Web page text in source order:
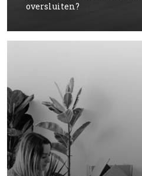
oversluiten?